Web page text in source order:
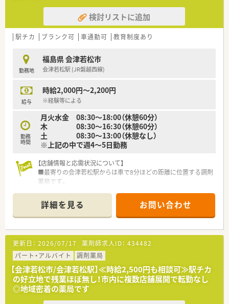
【こんな方にオススメ】
■今後ますます重要となるセルフメディケーションの分野で専
門性を発揮したい方に最適です。
場環境を求める方におすすめです。
■販売ノルマに追われることなく、お客様本位のカウンセリング
を実践したい方にぴったりです。
検討リストに追加
駅チカ ブランク可 車通勤可 教育制度あり
勤務地
福島県 会津若松市
会津若松駅 (JR磐越西線)
給与
時給2,000円～2,200円
※経験等による
勤務
時間
月火水金 08:30～18:00（休憩60分）
木 08:30～16:30（休憩60分）
土 08:30～13:00（休憩なし）
※上記の中で週4～5日勤務
【店舗情報と応需状況について】
■最寄りの会津若松駅からは車で8分ほどの距離に位置する調剤
薬局です。
なっています。
■常勤薬剤師2.5名、事務3名体制で、1日あたり約80枚の処方箋
を応需しています。
【法人特徴について】
■全国に350店舗もの調剤薬局を多角的に展開する東証プライ
ム上場企業です。
■業界内で先駆けてM&Aを推進し、今後も継続的な成長が見込
まれています。
■大学病院門前やドラッグストア併設店など、多様な形態の店舗
を運営しています。
詳細を見る お問い合わせ
更新日： 2026/07/17 薬剤師求人ID： 434482
パート・アルバイト
調剤薬局
【会津若松市/会津若松駅】≪時給2,500円も相談可≫駅チカ
の好立地で残業ほぼ無し！市内に複数店舗展開で転勤なし
◎地域密着の薬局です